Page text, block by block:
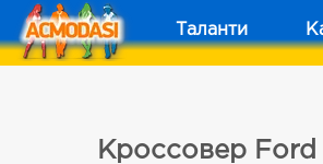
Таланти
Кроссовер Ford